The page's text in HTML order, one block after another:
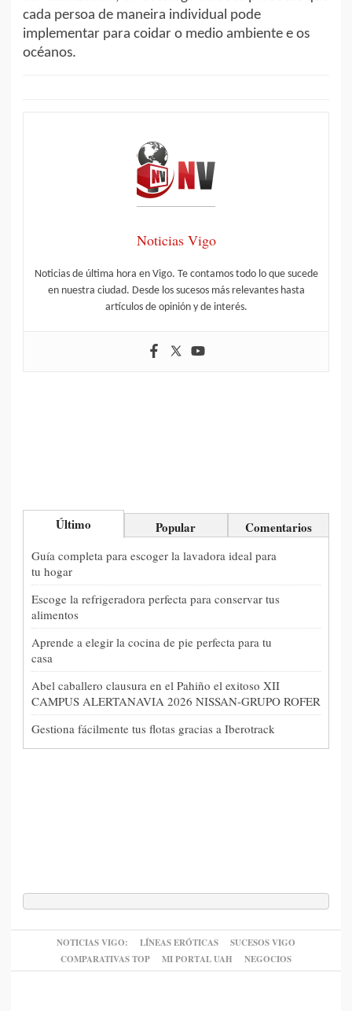
cada persoa de maneira individual pode
implementar para coidar o medio ambiente e os
océanos.
Noticias Vigo
Noticias de última hora en Vigo. Te contamos todo lo que sucede
en nuestra ciudad. Desde los sucesos más relevantes hasta
artículos de opinión y de interés.
Último Popular Comentarios
Guía completa para escoger la lavadora ideal para
tu hogar
Escoge la refrigeradora perfecta para conservar tus
alimentos
Aprende a elegir la cocina de pie perfecta para tu
casa
Abel caballero clausura en el Pahiño el exitoso XII
CAMPUS ALERTANAVIA 2026 NISSAN-GRUPO ROFER
Gestiona fácilmente tus flotas gracias a Iberotrack
NOTICIAS VIGO: LÍNEAS ERÓTICAS
SUCESOS VIGO
COMPARATIVAS TOP
MI PORTAL UAH NEGOCIOS